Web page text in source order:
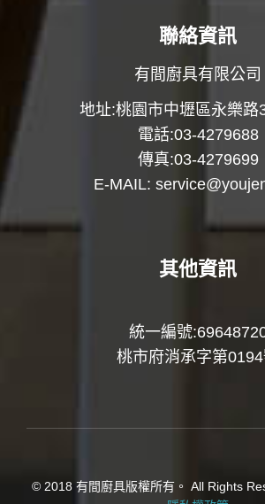
聯絡資訊
有間廚具有限公司
地址:桃園市中壢區永樂路
電話:03-4279688
傳真:03-4279699
E-MAIL:
其他資訊
統一編號
桃市府消承字第
© 2018 有間廚具版權所有。 All Rights